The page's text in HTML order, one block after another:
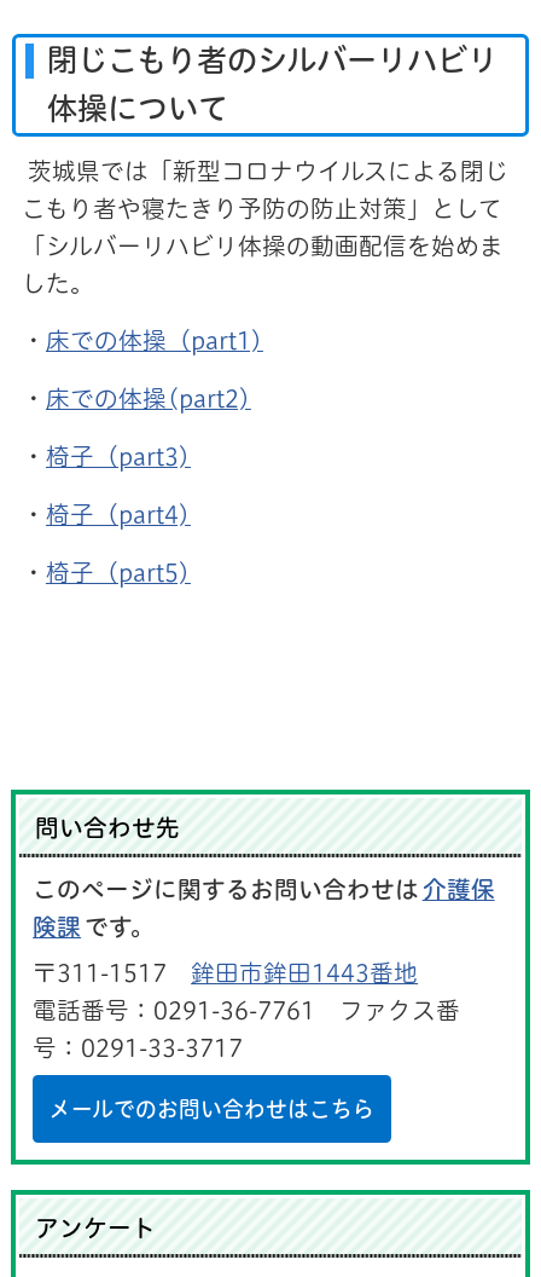
閉じこもり者のシルバーリハビリ
体操について
茨城県では「新型コロナウイルスによる閉じ
こもり者や寝たきり予防の防止対策」として
「シルバーリハビリ体操の動画配信を始めま
した。
・ 床での体操（part1)
・ 床での体操(part2)
・ 椅子（part3)
・ 椅子（part4)
・ 椅子（part5)
問い合わせ先
このページに関するお問い合わせは 介護保
険課 です。
〒311-1517 鉾田市鉾田1443番地
電話番号：0291-36-7761 ファクス番
号：0291-33-3717
メールでのお問い合わせはこちら
アンケート